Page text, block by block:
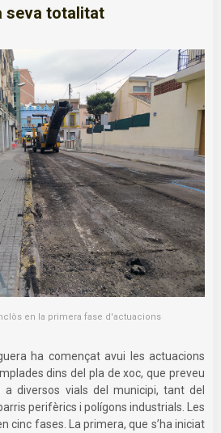
seva totalitat
en la primera fase d'actuacions
ha començat avui les actuacions
dins del pla de xoc, que preveu
a diversos vials del municipi, tant del
perifèrics i polígons industrials. Les
cinc fases. La primera, que s’ha iniciat